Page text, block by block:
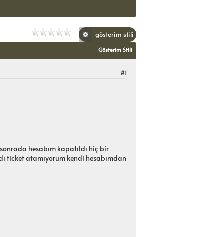
gösterim stili
Gösterim Stili
#1
hesabım kapatıldı hiç bir
ticket atamıyorum kendi hesabımdan